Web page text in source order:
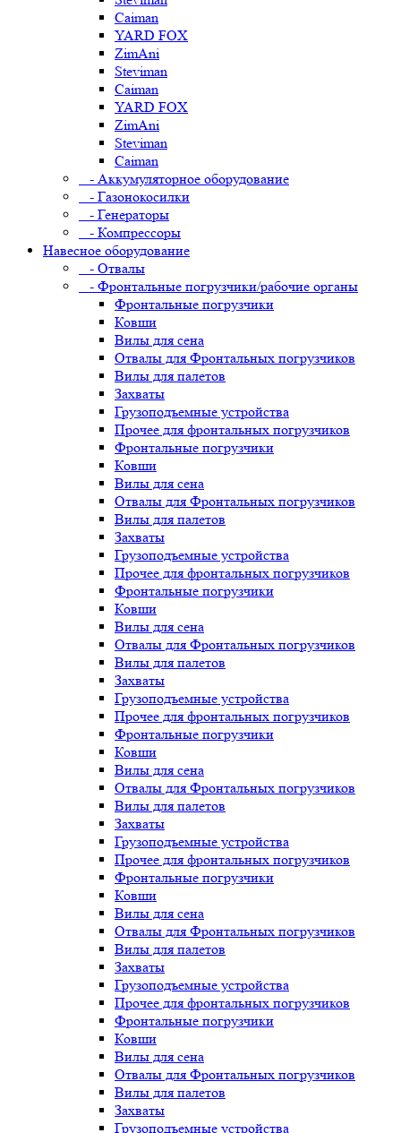
Caiman
YARD FOX
ZimAni
Steviman
Caiman
YARD FOX
ZimAni
Steviman
Caiman
- Аккумуляторное оборудование
- Газонокосилки
- Генераторы
- Компрессоры
Навесное оборудование
- Отвалы
- Фронтальные погрузчики/рабочие органы
Фронтальные погрузчики
Ковши
Вилы для сена
Отвалы для Фронтальных погрузчиков
Вилы для палетов
Захваты
Грузоподъемные устройства
Прочее для фронтальных погрузчиков
Фронтальные погрузчики
Ковши
Вилы для сена
Отвалы для Фронтальных погрузчиков
Вилы для палетов
Захваты
Грузоподъемные устройства
Прочее для фронтальных погрузчиков
Фронтальные погрузчики
Ковши
Вилы для сена
Отвалы для Фронтальных погрузчиков
Вилы для палетов
Захваты
Грузоподъемные устройства
Прочее для фронтальных погрузчиков
Фронтальные погрузчики
Ковши
Вилы для сена
Отвалы для Фронтальных погрузчиков
Вилы для палетов
Захваты
Грузоподъемные устройства
Прочее для фронтальных погрузчиков
Фронтальные погрузчики
Ковши
Вилы для сена
Отвалы для Фронтальных погрузчиков
Вилы для палетов
Захваты
Грузоподъемные устройства
Прочее для фронтальных погрузчиков
Фронтальные погрузчики
Ковши
Вилы для сена
Отвалы для Фронтальных погрузчиков
Вилы для палетов
Захваты
Грузоподъемные устройства